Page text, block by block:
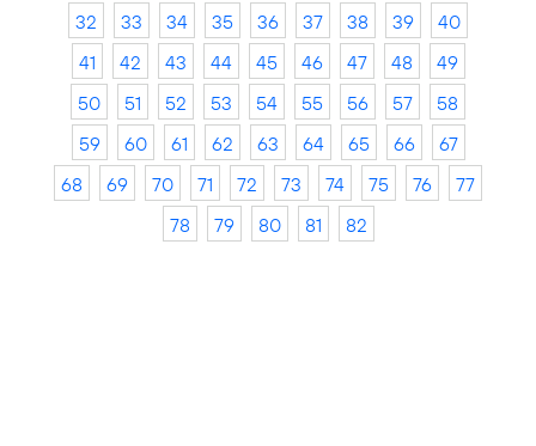
32
33 34 35 36 37 38 39
40
41
42 43 44 45 46 47 48
49
50
51 52 53 54 55 56 57
58
59
60 61 62 63 64 65 66
67
68
69 70 71 72 73 74 75 76
77
78
79 80 81 82